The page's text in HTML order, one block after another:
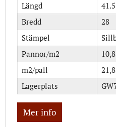
Längd
41.5
Bredd
28
Stämpel
Pannor/m2
10,8
m2/pall
21,8
Lagerplats
Mer info